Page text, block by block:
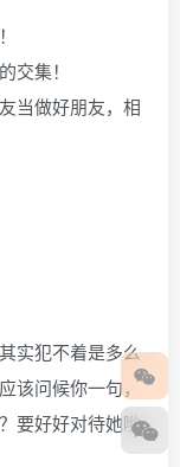
交集！
当做好朋友，相
实犯不着是多么
该问候你一句，
要好好对待她哟